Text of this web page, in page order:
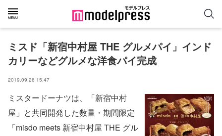
ミスド「新宿中村屋 THE グルメパイ」インド
カリーなどグルメな洋食パイ完成
2019.09.26 15:47
ミスタードーナツは、「新宿中村
屋」と共同開発した数量・期間限定
「misdo meets 新宿中村屋 THE グル